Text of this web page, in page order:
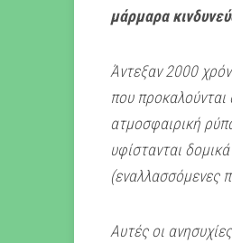
μάρμαρα
Άντεξαν 2000
που
ατμοσφαιρική
υφίστανται
(εναλλασσόμενες
Αυτές οι